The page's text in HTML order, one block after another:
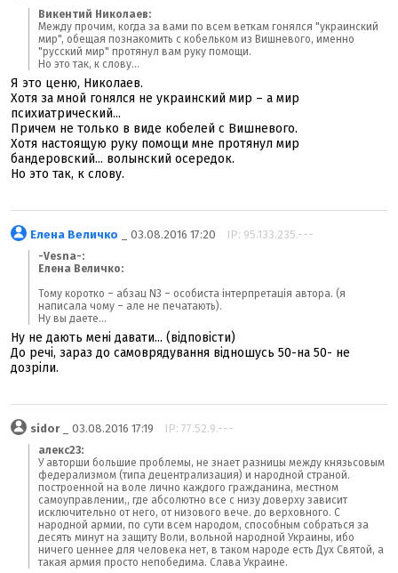
Викентий Николаев:
Между прочим, когда за вами по всем веткам гонялся "украинский
мир", обещая познакомить с кобельком из Вишневого, именно
"русский мир" протянул вам руку помощи.
Но это так, к слову...
Я это ценю, Николаев.
Хотя за мной гонялся не украинский мир – а мир
психиатрический...
Причем не только в виде кобелей с Вишневого.
Хотя настоящую руку помощи мне протянул мир
бандеровский... волынский осередок.
Но это так, к слову.
Елена Величко _ 03.08.2016 17:20 IP: 95.133.235.---
-Vesna-:
Елена Величко:
Тому коротко – абзац N3 – особиста інтерпретація автора. (я
написала чому – але не печатають).
Ну вы даете...
Ну не дають мені давати... (відповісти)
До речі, зараз до самоврядування відношусь 50-на 50- не
дозріли.
sidor_ 03.08.2016 17:19 IP: 77.52.9.---
алекс23:
У авторши большие проблемы, не знает разницы между князьсовым
федерализмом (типа децентрализация) и народной страной.
построенной на воле лично каждого гражданина, местном
самоуправлении,, где абсолютно все с низу доверху зависит
исключительно от него, от низового вече. до верховного. С
народной армии, по сути всем народом, способным собраться за
десять минут на защиту Воли, вольной народной Украины, ибо
ничего ценнее для человека нет, в таком народе есть Дух Святой, а
такая армия просто непобедима. Слава Украине.